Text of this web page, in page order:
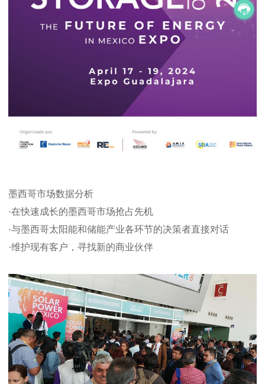
墨西哥市场数据分析
·在快速成长的墨西哥市场抢占先机
·与墨西哥太阳能和储能产业各环节的决策者直接对话
·维护现有客户，寻找新的商业伙伴